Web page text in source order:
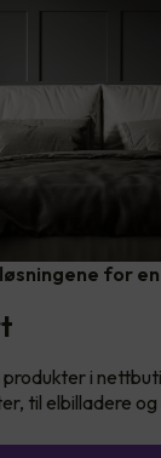
for
i
til elbilladere og